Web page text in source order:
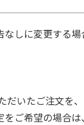
円
料別) (送
しに変更する
だいたご注文を
をご希望の場合